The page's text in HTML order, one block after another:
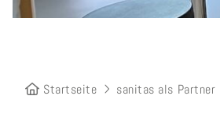
Startseite sanitas als Partner